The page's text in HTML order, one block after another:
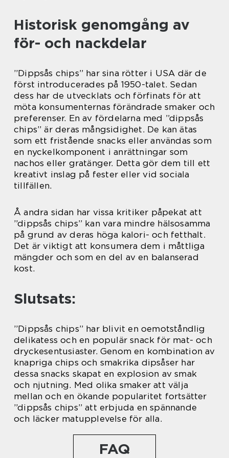
Historisk genomgång av
för- och nackdelar
”Dippsås chips” har sina rötter i USA där de
först introducerades på 1950-talet. Sedan
dess har de utvecklats och förfinats för att
möta konsumenternas förändrade smaker och
preferenser. En av fördelarna med ”dippsås
chips” är deras mångsidighet. De kan ätas
som ett fristående snacks eller användas som
en nyckelkomponent i anrättningar som
nachos eller gratänger. Detta gör dem till ett
kreativt inslag på fester eller vid sociala
tillfällen.
Å andra sidan har vissa kritiker påpekat att
”dippsås chips” kan vara mindre hälsosamma
på grund av deras höga kalori- och fetthalt.
Det är viktigt att konsumera dem i måttliga
mängder och som en del av en balanserad
kost.
Slutsats:
”Dippsås chips” har blivit en oemotståndlig
delikatess och en populär snack för mat- och
dryckesentusiaster. Genom en kombination av
knapriga chips och smakrika dipsåser har
dessa snacks skapat en explosion av smak
och njutning. Med olika smaker att välja
mellan och en ökande popularitet fortsätter
”dippsås chips” att erbjuda en spännande
och läcker matupplevelse för alla.
FAQ